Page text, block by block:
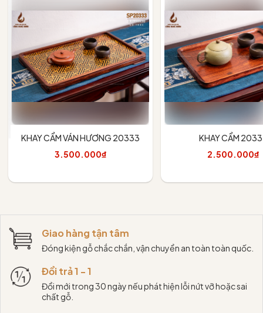
KHAY CẨM VÁN HƯƠNG 20333
3.500.000₫
KHAY CẨM
2.500.000₫
Giao hàng tận tâm
Đóng kiện gỗ chắc chắn, vận chuyển an toàn toàn quốc.
Đổi trả 1 - 1
Đổi mới trong 30 ngày nếu phát hiện lỗi nứt vỡ hoặc sai
chất gỗ.